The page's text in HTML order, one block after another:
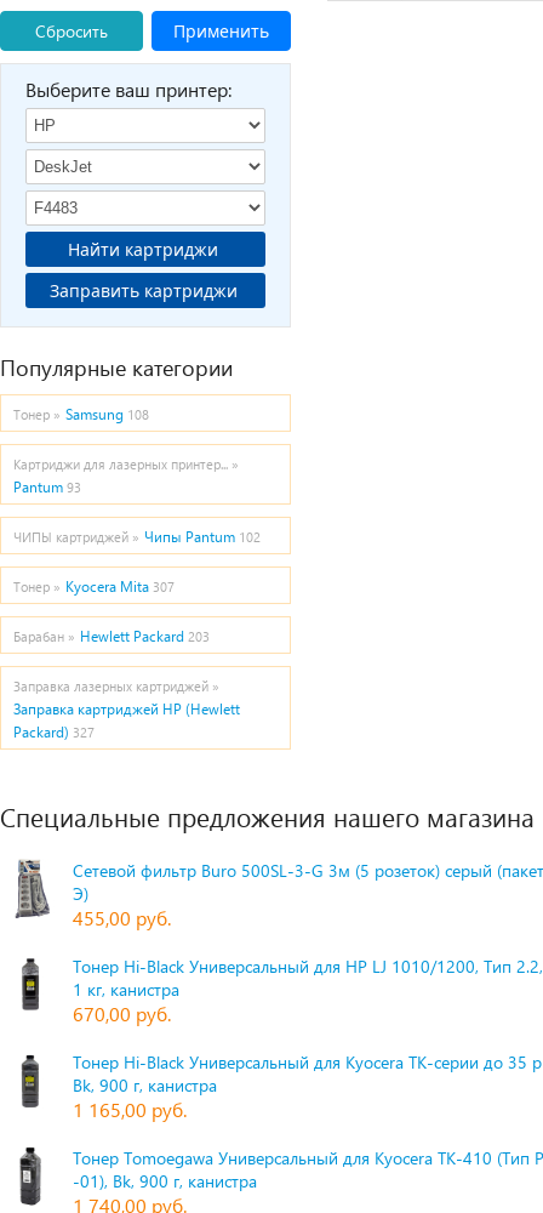
Сбросить
Применить
Выберите ваш принтер:
Найти картриджи
Заправить картриджи
Популярные категории
Тонер » Samsung 108
Картриджи для лазерных принтер... »
Pantum 93
ЧИПЫ картриджей » Чипы Pantum 102
Тонер » Kyocera Mita 307
Барабан » Hewlett Packard 203
Заправка лазерных картриджей »
Заправка картриджей HP (Hewlett
Packard) 327
Специальные предложения нашего магазина
Сетевой фильтр Buro 500SL-3-G 3м (5 розеток) серый
Э)
455,00 руб.
Тонер Hi-Black Универсальный для HP LJ 1010/1200, Тип
1 кг, канистра
670,00 руб.
Тонер Hi-Black Универсальный для Kyocera TK-серии до 35
Bk, 900 г, канистра
1 165,00 руб.
Тонер Tomoegawa Универсальный для Kyocera TK-410 (Тип
-01), Bk, 900 г, канистра
1 740,00 руб.